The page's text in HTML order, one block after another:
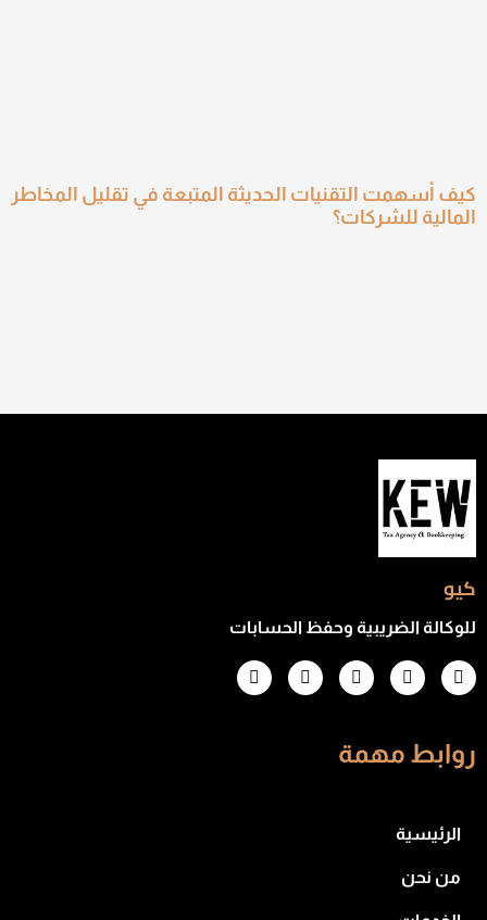
كيف أسهمت التقنيات الحديثة المتبعة في تقليل المخاطر
المالية للشركات؟
كيو
للوكالة الضريبية وحفظ الحسابات
روابط مهمة
الرئيسية
من نحن